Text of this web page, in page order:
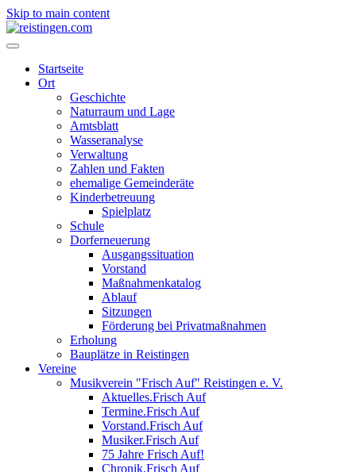
Skip to main content
Startseite
Ort
Geschichte
Naturraum und Lage
Amtsblatt
Wasseranalyse
Verwaltung
Zahlen und Fakten
ehemalige Gemeinderäte
Kinderbetreuung
Spielplatz
Schule
Dorferneuerung
Ausgangssituation
Vorstand
Maßnahmenkatalog
Ablauf
Sitzungen
Förderung bei Privatmaßnahmen
Erholung
Bauplätze in Reistingen
Vereine
Musikverein "Frisch Auf" Reistingen e. V.
Aktuelles.Frisch Auf
Termine.Frisch Auf
Vorstand.Frisch Auf
Musiker.Frisch Auf
75 Jahre Frisch Auf!
Chronik.Frisch Auf